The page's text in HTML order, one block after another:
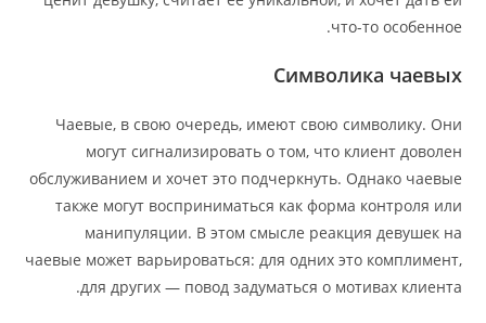
что-то особенное.
Символика чаевых
Чаевые, в свою очередь, имеют свою символику. Они
могут сигнализировать о том, что клиент доволен
обслуживанием и хочет это подчеркнуть. Однако чаевые
также могут восприниматься как форма контроля или
манипуляции. В этом смысле реакция девушек на
чаевые может варьироваться: для одних это комплимент,
для других — повод задуматься о мотивах клиента.